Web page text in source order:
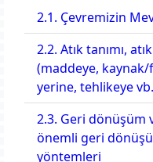
2.1. Çevremizin
2.2. Atık tanımı,
(maddeye,
yerine, tehlikeye
2.3. Geri dönüşüm
önemli geri
yöntemleri